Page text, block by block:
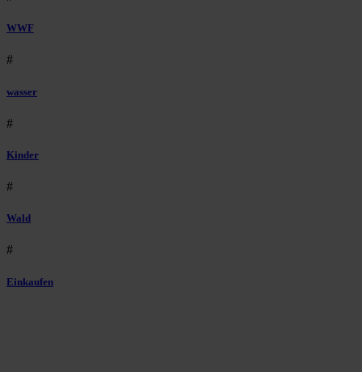
WWF
#
wasser
#
Kinder
#
Wald
#
Einkaufen